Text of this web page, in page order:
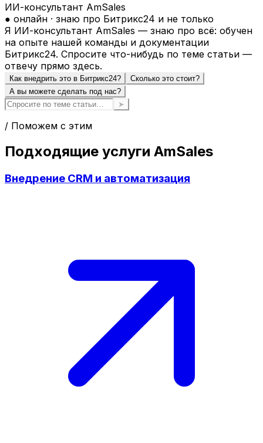
ИИ-консультант AmSales
● онлайн · знаю про Битрикс24 и не только
Я ИИ-консультант AmSales — знаю про всё: обучен
на опыте нашей команды и документации
Битрикс24. Спросите что-нибудь по теме статьи —
отвечу прямо здесь.
Как внедрить это в Битрикс24?
Сколько это стоит?
А вы можете сделать под нас?
➤
/ Поможем с этим
Подходящие услуги AmSales
Внедрение CRM и автоматизация